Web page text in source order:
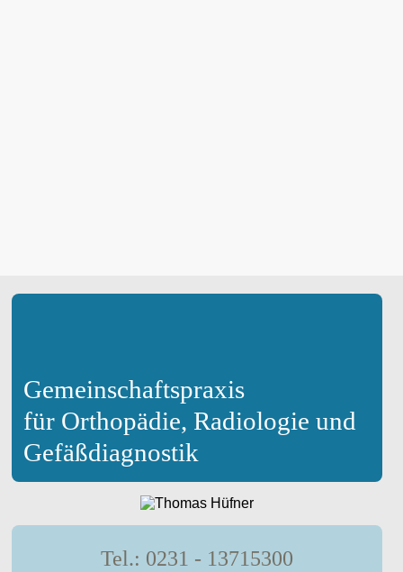
Gemeinschaftspraxis
für Orthopädie, Radiologie und
Gefäßdiagnostik
Tel.: 0231 - 13715300